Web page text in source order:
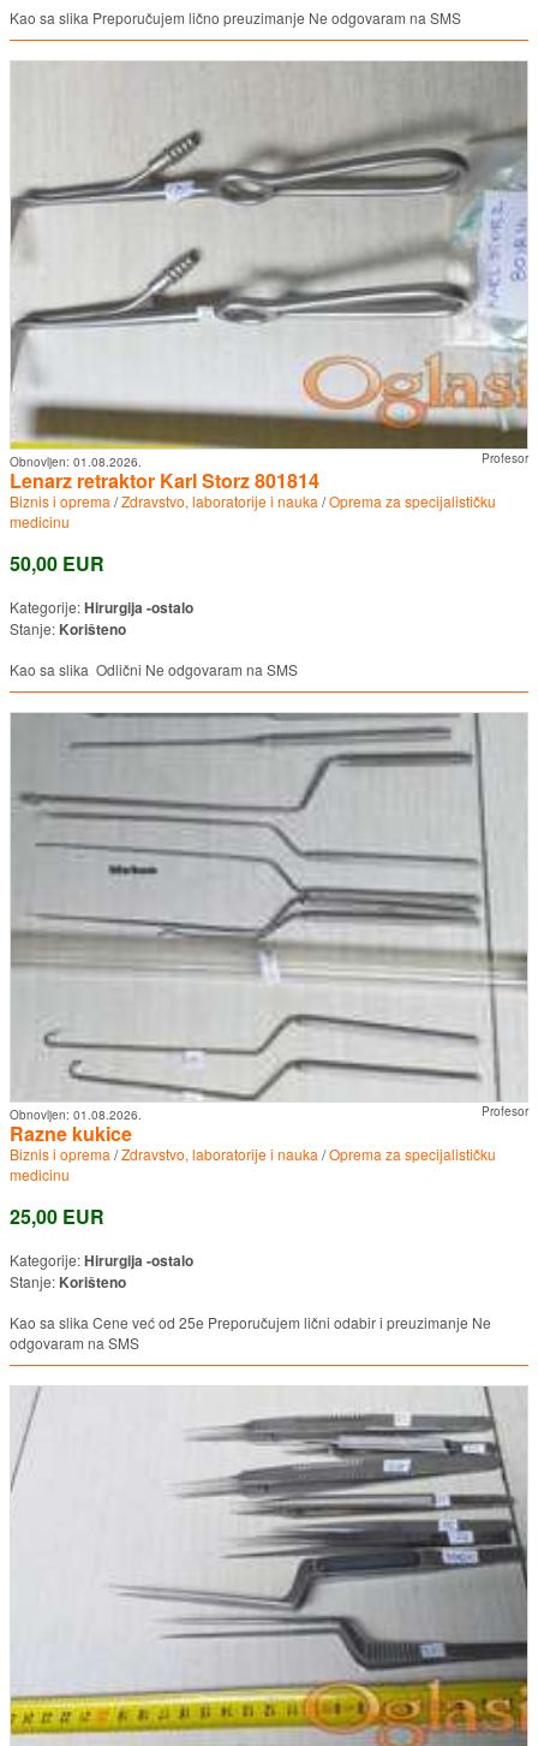
Kao sa slika Preporučujem lično preuzimanje Ne odgovaram na SMS
Profesor
Obnovljen: 01.08.2026.
Lenarz retraktor Karl Storz 801814
Biznis i oprema /Zdravstvo, laboratorije i nauka /Oprema za specijalističku
medicinu
50,00 EUR
Kategorije:Hirurgija -ostalo
Stanje: Korišteno
Kao sa slika Odlični Ne odgovaram na SMS
Profesor
Obnovljen: 01.08.2026.
Razne kukice
Biznis i oprema /Zdravstvo, laboratorije i nauka /Oprema za specijalističku
medicinu
25,00 EUR
Kategorije:Hirurgija -ostalo
Stanje: Korišteno
Kao sa slika Cene već od 25e Preporučujem lični odabir i preuzimanje Ne
odgovaram na SMS